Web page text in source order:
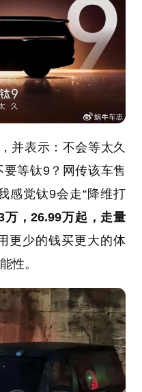
并表示：不会等太久
等钛9？网传该车售
感觉钛9会走“降维打
万，26.99万起，走量
更少的钱买更大的体
性。